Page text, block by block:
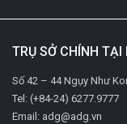
TRỤ SỞ CHÍNH TẠI
Số 42 – 44 Ngụy Như
Tel: (+84-24) 6277.9777
Email: adg@adg.vn